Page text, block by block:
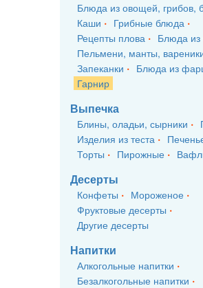
Блюда из овощей, грибов,
Каши
Грибные блюда
Рецепты плова
Блюда из
Пельмени, манты,
Запеканки
Блюда из
Гарнир
Выпечка
Блины, оладьи, сырники
Изделия из теста
Торты
Пирожные
Десерты
Конфеты
Мороженое
Фруктовые десерты
Другие десерты
Напитки
Алкогольные напитки
Безалкогольные напитки